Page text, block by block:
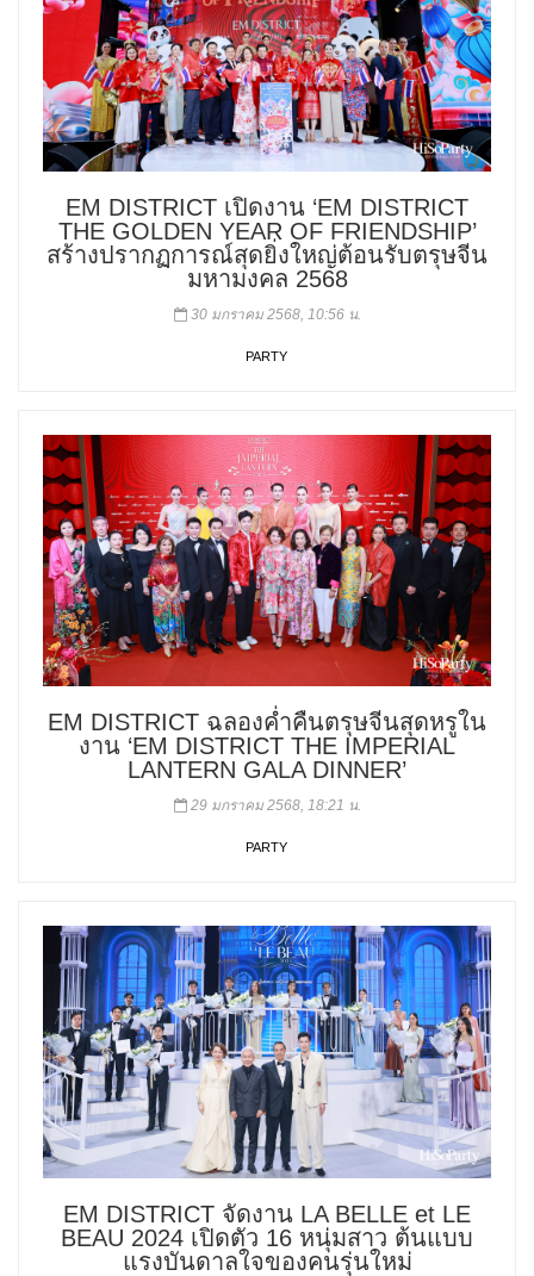
EM DISTRICT เปิดงาน ‘EM DISTRICT
THE GOLDEN YEAR OF FRIENDSHIP’
สร้างปรากฏการณ์สุดยิ่งใหญ่ต้อนรับตรุษจีน
มหามงคล 2568
30 มกราคม 2568, 10:56 น.
PARTY
EM DISTRICT ฉลองค่ำคืนตรุษจีนสุดหรูใน
งาน ‘EM DISTRICT THE IMPERIAL
LANTERN GALA DINNER’
29 มกราคม 2568, 18:21 น.
PARTY
EM DISTRICT จัดงาน LA BELLE et LE
BEAU 2024 เปิดตัว 16 หนุ่มสาว ต้นแบบ
แรงบันดาลใจของคนรุ่นใหม่